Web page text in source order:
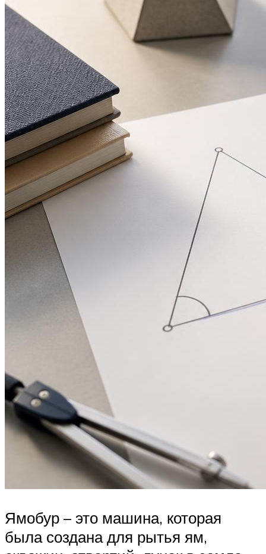
Ямобур – это машина, которая
была создана для рытья ям,